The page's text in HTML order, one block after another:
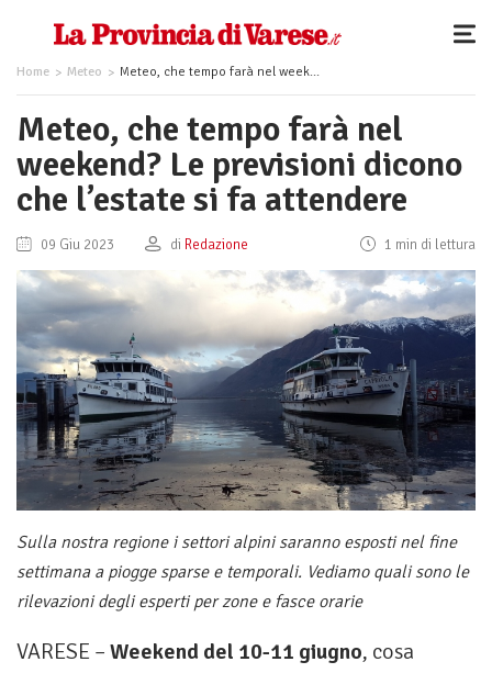
Home Meteo Meteo, che tempo farà nel weekend? Le previsioni dicono che l’estate si fa attendere
Meteo, che tempo farà nel
weekend? Le previsioni dicono
che l’estate si fa attendere
09 Giu 2023 di Redazione 1 min di lettura
Sulla nostra regione i settori alpini saranno esposti nel fine
settimana a piogge sparse e temporali. Vediamo quali sono le
rilevazioni degli esperti per zone e fasce orarie
VARESE – Weekend del 10-11 giugno, cosa